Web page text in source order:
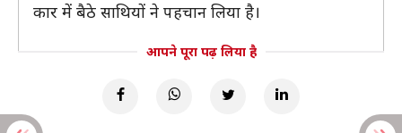
कार में बैठे साथियों ने पहचान लिया है।
आपने पूरा पढ़ लिया है